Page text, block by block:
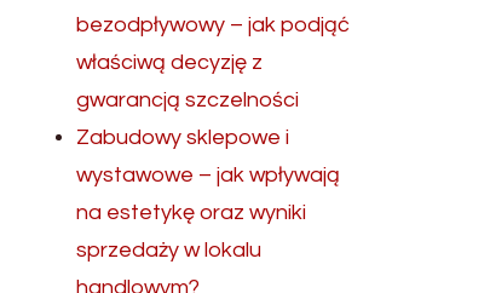
bezodpływowy – jak podjąć
właściwą decyzję z
gwarancją szczelności
Zabudowy sklepowe i
wystawowe – jak wpływają
na estetykę oraz wyniki
sprzedaży w lokalu
handlowym?